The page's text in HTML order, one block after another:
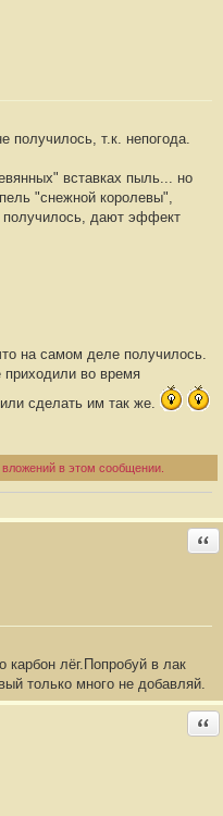
получилось, т.к. непогода.
вставках пыль... но
"снежной королевы",
получилось, дают эффект
на самом деле получилось.
приходили во время
сделать им так же.
в этом сообщении.
лёг.Попробуй в лак
только много не добавляй.